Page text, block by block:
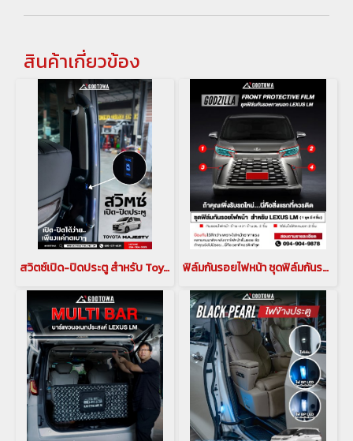
สินค้าเกี่ยวข้อง
สวิตซ์เปิด-ปิดประตู สำหรับ Toyota Majesty สวิตช์เปิด ปิด ตรงราวมือจับประตูสไลด์ โตโยต้า มาเจสตี้ ฟิล์มกันรอยไฟหน้า ชุดฟิล์มกันรอยไฟหน้า GODZILLA Front Protective Film สำหรับ LEXUS LM 2023 ขึ้นไป